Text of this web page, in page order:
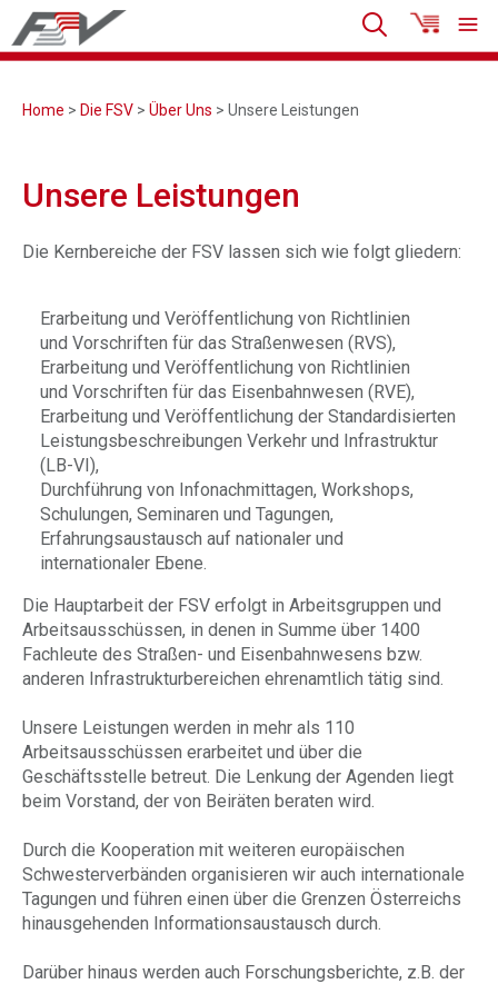
Home > Die FSV > Über Uns > Unsere Leistungen
Unsere Leistungen
Die Kernbereiche der FSV lassen sich wie folgt gliedern:
Erarbeitung und Veröffentlichung von Richtlinien
und Vorschriften für das Straßenwesen (RVS),
Erarbeitung und Veröffentlichung von Richtlinien
und Vorschriften für das Eisenbahnwesen (RVE),
Erarbeitung und Veröffentlichung der Standardisierten
Leistungsbeschreibungen Verkehr und Infrastruktur
(LB-VI),
Durchführung von Infonachmittagen, Workshops,
Schulungen, Seminaren und Tagungen,
Erfahrungsaustausch auf nationaler und
internationaler Ebene.
Die Hauptarbeit der FSV erfolgt in Arbeitsgruppen und
Arbeitsausschüssen, in denen in Summe über 1400
Fachleute des Straßen- und Eisenbahnwesens bzw.
anderen Infrastrukturbereichen ehrenamtlich tätig sind.
Unsere Leistungen werden in mehr als 110
Arbeitsausschüssen erarbeitet und über die
Geschäftsstelle betreut. Die Lenkung der Agenden liegt
beim Vorstand, der von Beiräten beraten wird.
Durch die Kooperation mit weiteren europäischen
Schwesterverbänden organisieren wir auch internationale
Tagungen und führen einen über die Grenzen Österreichs
hinausgehenden Informationsaustausch durch.
Darüber hinaus werden auch Forschungsberichte, z.B. der